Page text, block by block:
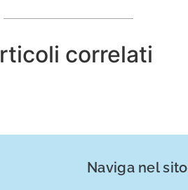
correlati
Naviga nel sito